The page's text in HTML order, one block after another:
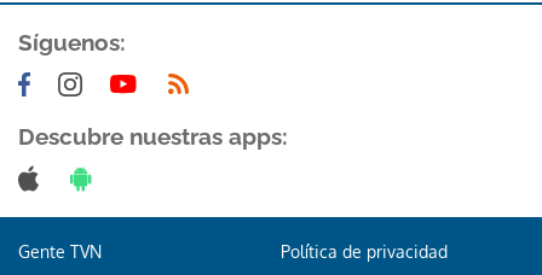
Síguenos:
Descubre nuestras apps:
Gente TVN Política de privacidad